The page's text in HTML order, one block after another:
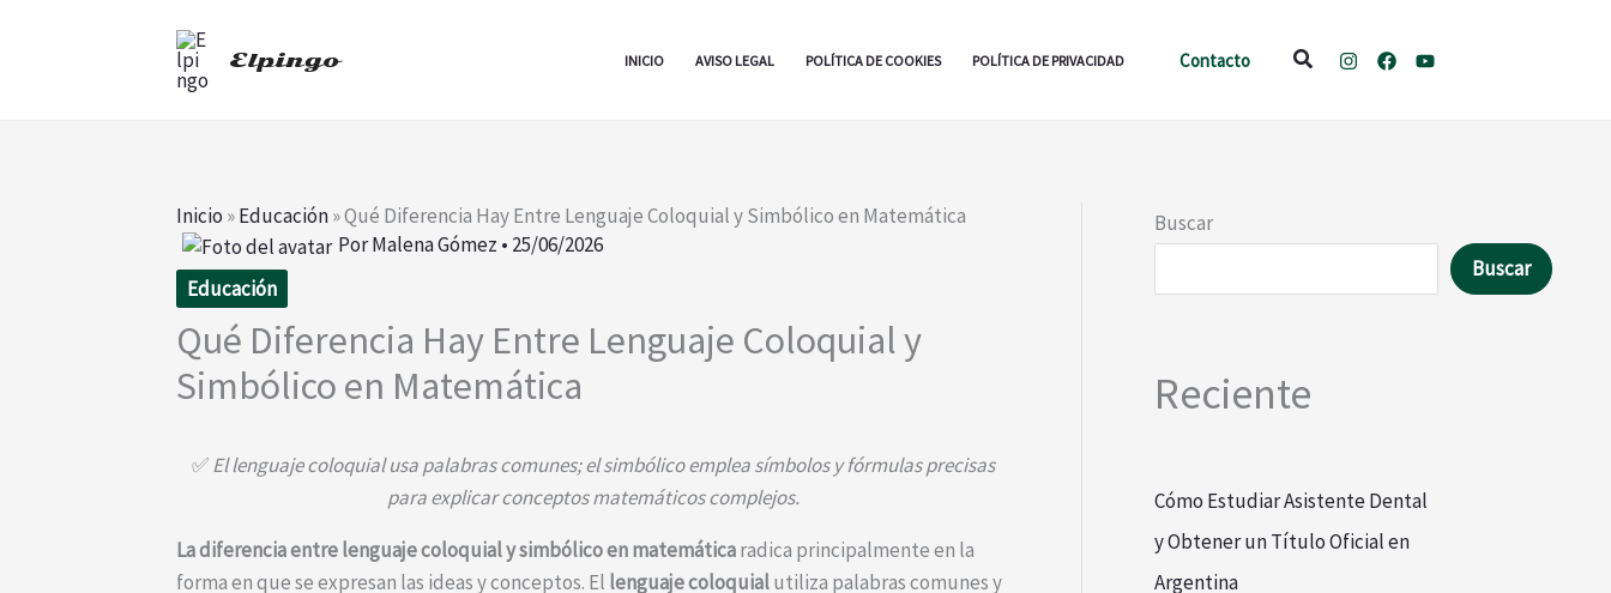
Elpingo INICIO AVISO LEGAL POLÍTICA DE COOKIES POLÍTICA DE PRIVACIDAD Contacto Buscar
Inicio »Educación»Qué Diferencia Hay Entre Lenguaje Coloquial y Simbólico en Matemática
PorMalena Gómez • 25/06/2026
Educación
Qué Diferencia Hay Entre Lenguaje Coloquial y
Simbólico en Matemática
✅El lenguaje coloquial usa palabras comunes; el simbólico emplea símbolos y fórmulas precisas
para explicar conceptos matemáticos complejos.
La diferencia entre lenguaje coloquial y simbólico en matemáticaradica principalmente en la
forma en que se expresan las ideas y conceptos. El lenguaje coloquialutiliza palabras comunes y
Buscar
Buscar
Reciente
Cómo Estudiar Asistente Dental
y Obtener un Título Oficial en
Argentina